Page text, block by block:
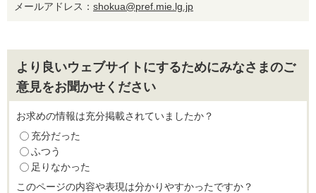
メールアドレス： shokua@pref.mie.lg.jp
より良いウェブサイトにするためにみなさまのご
意見をお聞かせください
お求めの情報は充分掲載されていましたか？
充分だった
ふつう
足りなかった
このページの内容や表現は分かりやすかったですか？